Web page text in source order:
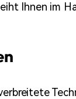
Ihnen im